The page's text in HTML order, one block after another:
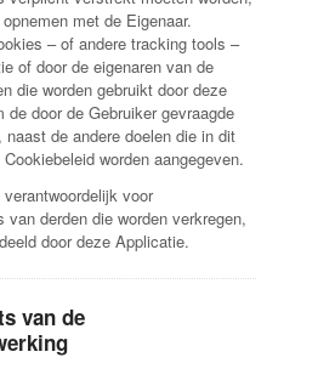
met de Eigenaar.
– of andere tracking tools –
of door de eigenaren van de
die worden gebruikt door deze
de door de Gebruiker gevraagde
naast de andere doelen die in dit
worden aangegeven.
voor
van derden die worden verkregen,
door deze Applicatie.
van de